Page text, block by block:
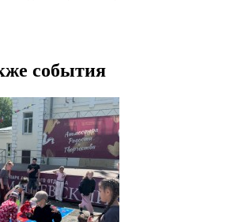
события